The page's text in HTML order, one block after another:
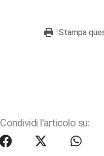
Stampa
Condividi l'articolo su: